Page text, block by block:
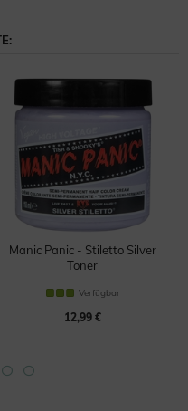
Manic Panic - Stiletto Silver
Toner
Verfügbar
12,99 €